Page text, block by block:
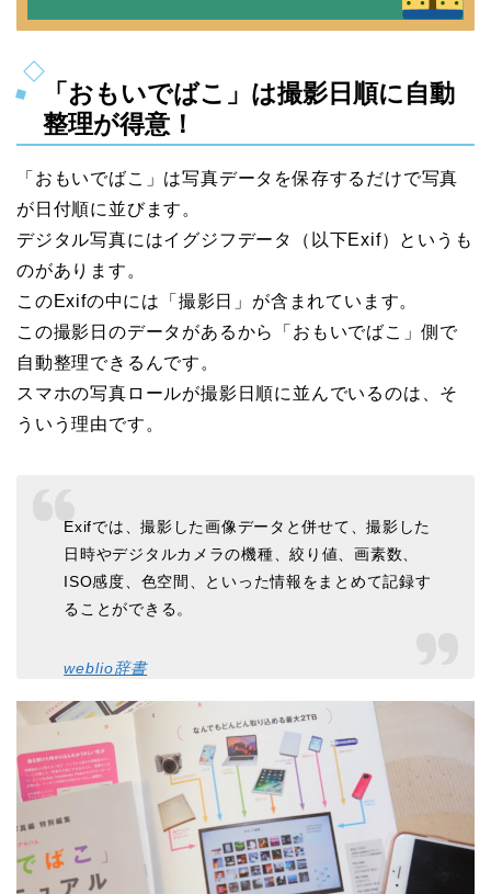
「おもいでばこ」は撮影日順に自動
整理が得意！
「おもいでばこ」は写真データを保存するだけで写真
が日付順に並びます。
デジタル写真にはイグジフデータ（以下Exif）というも
のがあります。
このExifの中には「撮影日」が含まれています。
この撮影日のデータがあるから「おもいでばこ」側で
自動整理できるんです。
スマホの写真ロールが撮影日順に並んでいるのは、そ
ういう理由です。
Exifでは、撮影した画像データと併せて、撮影した
日時やデジタルカメラの機種、絞り値、画素数、
ISO感度、色空間、といった情報をまとめて記録す
ることができる。
weblio辞書